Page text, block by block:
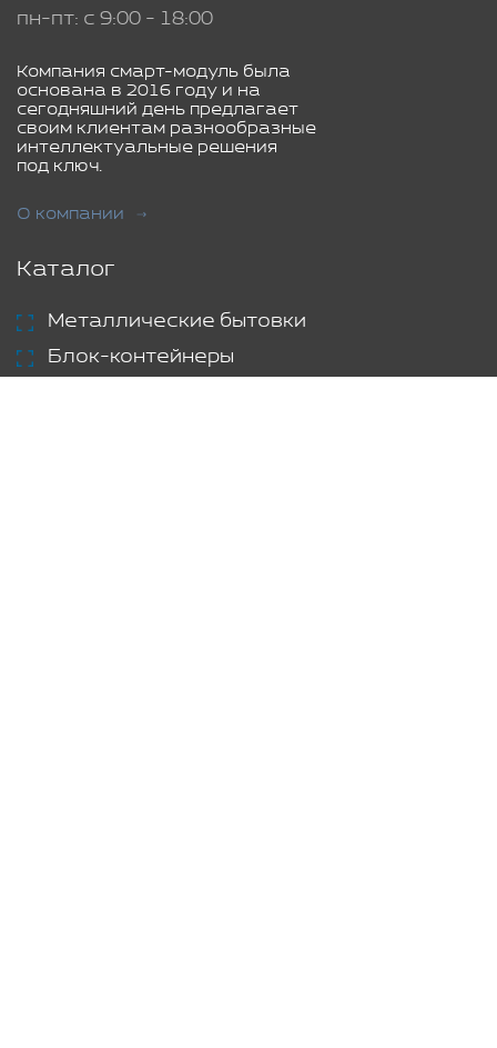
пн-пт: с 9:00 - 18:00
Компания смарт-модуль была
основана в 2016 году и на
сегодняшний день предлагает
своим клиентам разнообразные
интеллектуальные решения
под ключ.
О компании
Каталог
Металлические бытовки
Блок-контейнеры